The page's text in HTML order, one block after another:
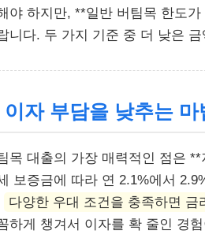
야 하지만, **일반 버팀목 한도
니다. 두 가지 기준 중 더 낮은
이자 부담을 낮추는
목 대출의 가장 매력적인 점은
보증금에 따라 연 2.1%에서
다양한 우대 조건을 충족하면 금
하게 챙겨서 이자를 확 줄인 경